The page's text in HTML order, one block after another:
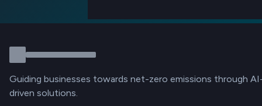
Guiding businesses towards net-zero emissions through
driven solutions.